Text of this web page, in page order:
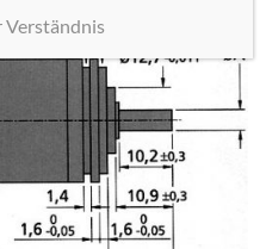
Verständnis